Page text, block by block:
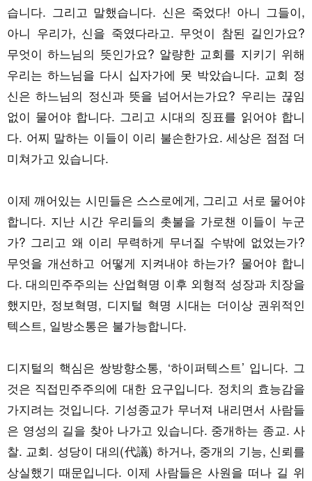
습니다. 그리고 말했습니다. 신은 죽었다! 아니 그들이,
아니 우리가, 신을 죽였다라고. 무엇이 참된 길인가요?
무엇이 하느님의 뜻인가요? 알량한 교회를 지키기 위해
우리는 하느님을 다시 십자가에 못 박았습니다. 교회 정
신은 하느님의 정신과 뜻을 넘어서는가요? 우리는 끊임
없이 물어야 합니다. 그리고 시대의 징표를 읽어야 합니
다. 어찌 말하는 이들이 이리 불손한가요. 세상은 점점 더
미쳐가고 있습니다.
이제 깨어있는 시민들은 스스로에게, 그리고 서로 물어야
합니다. 지난 시간 우리들의 촛불을 가로챈 이들이 누군
가? 그리고 왜 이리 무력하게 무너질 수밖에 없었는가?
무엇을 개선하고 어떻게 지켜내야 하는가? 물어야 합니
다. 대의민주주의는 산업혁명 이후 외형적 성장과 치장을
했지만, 정보혁명, 디지털 혁명 시대는 더이상 권위적인
텍스트, 일방소통은 불가능합니다.
디지털의 핵심은 쌍방향소통, ‘하이퍼텍스트’ 입니다. 그
것은 직접민주주의에 대한 요구입니다. 정치의 효능감을
가지려는 것입니다. 기성종교가 무너져 내리면서 사람들
은 영성의 길을 찾아 나가고 있습니다. 중개하는 종교. 사
찰. 교회. 성당이 대의(代議) 하거나, 중개의 기능, 신뢰를
상실했기 때문입니다. 이제 사람들은 사원을 떠나 길 위